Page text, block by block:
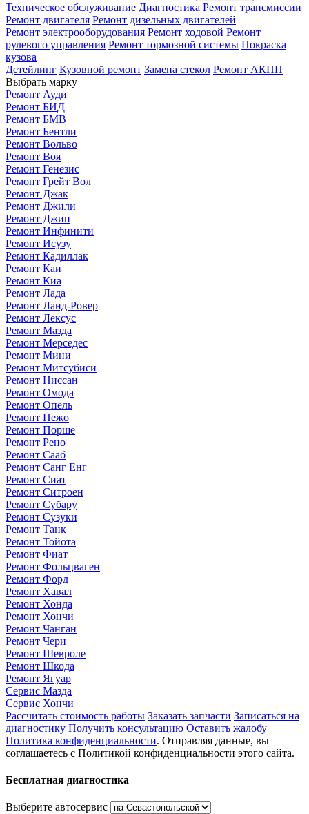
Техническое обслуживание Диагностика Ремонт трансмиссии
Ремонт двигателя Ремонт дизельных двигателей
Ремонт электрооборудования Ремонт ходовой Ремонт
рулевого управления Ремонт тормозной системы Покраска
кузова
Детейлинг Кузовной ремонт Замена стекол Ремонт АКПП
Выбрать марку
Ремонт Ауди
Ремонт БИД
Ремонт БМВ
Ремонт Бентли
Ремонт Вольво
Ремонт Воя
Ремонт Генезис
Ремонт Грейт Вол
Ремонт Джак
Ремонт Джили
Ремонт Джип
Ремонт Инфинити
Ремонт Исузу
Ремонт Кадиллак
Ремонт Каи
Ремонт Киа
Ремонт Лада
Ремонт Ланд-Ровер
Ремонт Лексус
Ремонт Мазда
Ремонт Мерседес
Ремонт Мини
Ремонт Митсубиси
Ремонт Ниссан
Ремонт Омода
Ремонт Опель
Ремонт Пежо
Ремонт Порше
Ремонт Рено
Ремонт Сааб
Ремонт Санг Енг
Ремонт Сиат
Ремонт Ситроен
Ремонт Субару
Ремонт Сузуки
Ремонт Танк
Ремонт Тойота
Ремонт Фиат
Ремонт Фольцваген
Ремонт Форд
Ремонт Хавал
Ремонт Хонда
Ремонт Хончи
Ремонт Чанган
Ремонт Чери
Ремонт Шевроле
Ремонт Шкода
Ремонт Ягуар
Сервис Мазда
Сервис Хончи
Рассчитать стоимость работы Заказать запчасти Записаться на
диагностику Получить консультацию Оставить жалобу
Политика конфиденциальности. Отправляя данные, вы
соглашаетесь с Политикой конфиденциальности этого сайта.
Бесплатная диагностика
Выберите автосервис